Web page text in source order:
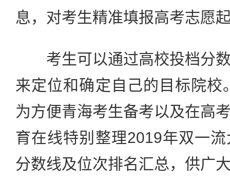
息，对考生精准填报高考志愿
考生可以通过高校投档分数
来定位和确定自己的目标院校
为方便青海考生备考以及在高
育在线特别整理2019年双一
分数线及位次排名汇总，供广